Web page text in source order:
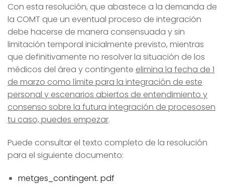
Con esta resolución, que abastece a la demanda de
la COMT que un eventual proceso de integración
debe hacerse de manera consensuada y sin
limitación temporal inicialmente previsto, mientras
que definitivamente no resolver la situación de los
médicos del área y contingente elimina la fecha de 1
de marzo como límite para la integración de este
personal y escenarios abiertos de entendimiento y
consenso sobre la futura integración de procesosen
tu caso, puedes empezar.
Puede consultar el texto completo de la resolución
para el siguiente documento:
metges_contingent. pdf